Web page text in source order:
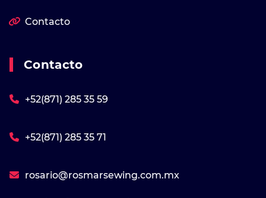
Contacto
Contacto
+52(871) 285 35 59
+52(871) 285 35 71
rosario@rosmarsewing.com.mx